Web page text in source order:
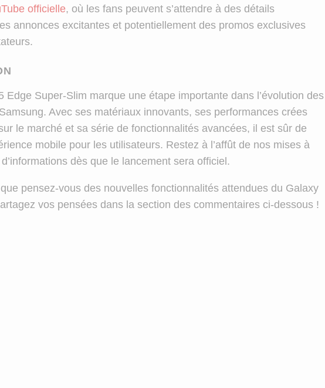
officielle, où les fans peuvent s’attendre à des détails
annonces excitantes et potentiellement des promos exclusives
Edge Super-Slim marque une étape importante dans l’évolution des
Avec ses matériaux innovants, ses performances crées
le marché et sa série de fonctionnalités avancées, il est sûr de
mobile pour les utilisateurs. Restez à l’affût de nos mises à
dès que le lancement sera officiel.
pensez-vous des nouvelles fonctionnalités attendues du Galaxy
vos pensées dans la section des commentaires ci-dessous !